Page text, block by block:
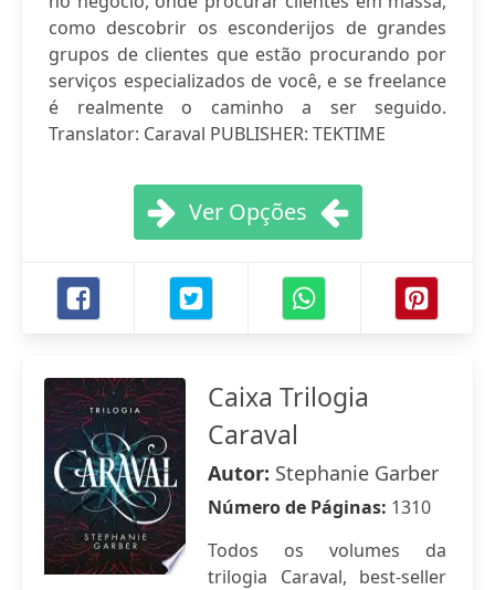
como descobrir os esconderijos de grandes
grupos de clientes que estão procurando por
serviços especializados de você, e se freelance
é realmente o caminho a ser seguido.
Translator: Caraval PUBLISHER: TEKTIME
Ver Opções
Caixa Trilogia
Caraval
Autor: Stephanie Garber
Número de Páginas: 1310
Todos os volumes da
trilogia Caraval, best-seller